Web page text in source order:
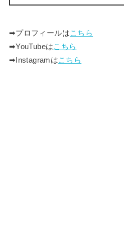
➡︎プロフィールはこちら
➡︎YouTubeはこちら
➡︎Instagramはこちら